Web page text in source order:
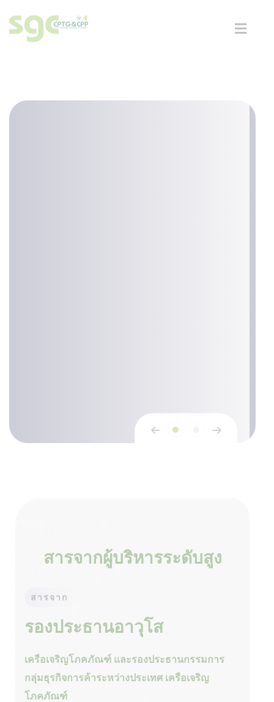
สารจากผู้บริหารระดับสูง
สารจาก
รองประธานอาวุโส
เครือเจริญโภคภัณฑ์ และรองประธานกรรมการ
กลุ่มธุรกิจการค้าระหว่างประเทศ เครือเจริญ
โภคภัณฑ์